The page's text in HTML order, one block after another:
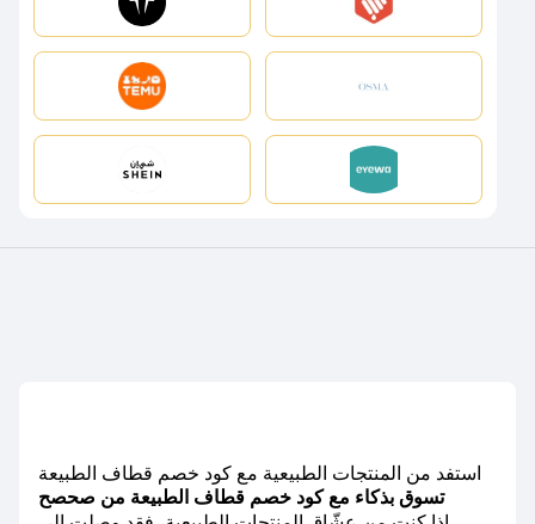
استفد من المنتجات الطبيعية مع كود خصم قطاف الطبيعة
تسوق بذكاء مع كود خصم قطاف الطبيعة من صحصح